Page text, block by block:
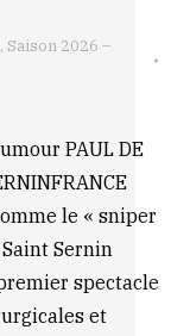
, Saison 2026 –
PAUL DE
le « sniper
Sernin
spectacle
et